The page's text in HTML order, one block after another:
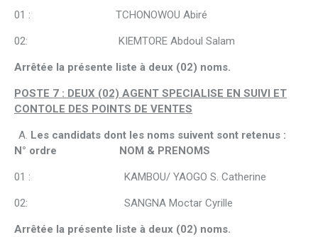
01 : TCHONOWOU Abiré
02: KIEMTORE Abdoul Salam
Arrêtée la présente liste à deux (02) noms.
POSTE 7 : DEUX (02) AGENT SPECIALISE EN SUIVI ET
CONTOLE DES POINTS DE VENTES
Les candidats dont les noms suivent sont retenus :
N° ordre NOM & PRENOMS
01 : KAMBOU/ YAOGO S. Catherine
02: SANGNA Moctar Cyrille
Arrêtée la présente liste à deux (02) noms.